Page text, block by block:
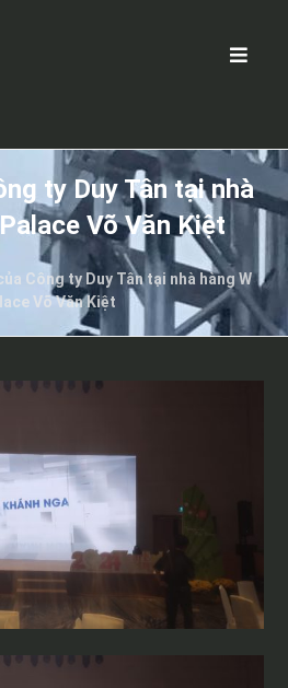
ty Duy Tân tại nhà
Võ Văn Kiệt
Công ty Duy Tân tại nhà hàng W
Võ Văn Kiệt